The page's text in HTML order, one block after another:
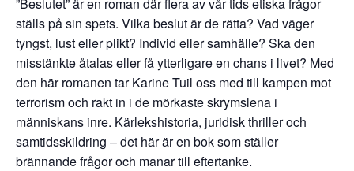
ställs på sin spets. Vilka beslut är de rätta? Vad väger
tyngst, lust eller plikt? Individ eller samhälle? Ska den
misstänkte åtalas eller få ytterligare en chans i livet? Med
den här romanen tar Karine Tuil oss med till kampen mot
terrorism och rakt in i de mörkaste skrymslena i
människans inre. Kärlekshistoria, juridisk thriller och
samtidsskildring – det här är en bok som ställer
brännande frågor och manar till eftertanke.